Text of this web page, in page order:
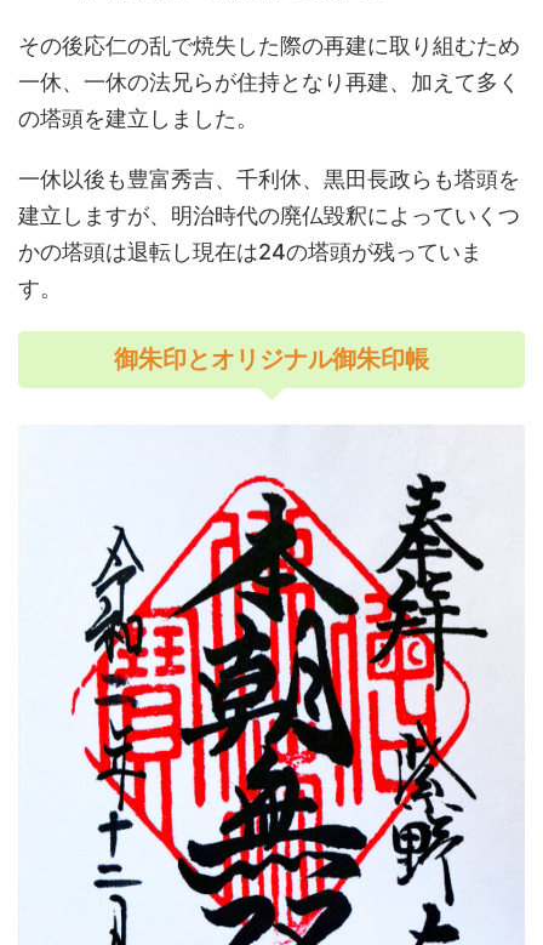
その後応仁の乱で焼失した際の再建に取り組むため
一休、一休の法兄らが住持となり再建、加えて多く
の塔頭を建立しました。
一休以後も豊富秀吉、千利休、黒田長政らも塔頭を
建立しますが、明治時代の廃仏毀釈によっていくつ
かの塔頭は退転し現在は24の塔頭が残っていま
す。
御朱印とオリジナル御朱印帳